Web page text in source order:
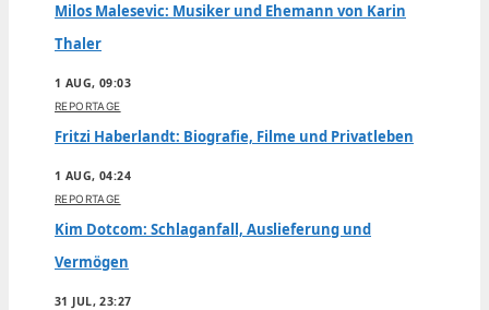
Milos Malesevic: Musiker und Ehemann von Karin
Thaler
1 AUG, 09:03
REPORTAGE
Fritzi Haberlandt: Biografie, Filme und Privatleben
1 AUG, 04:24
REPORTAGE
Kim Dotcom: Schlaganfall, Auslieferung und
Vermögen
31 JUL, 23:27